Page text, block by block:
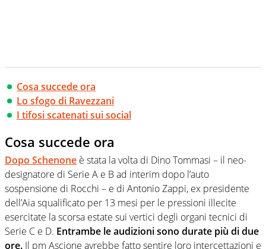
Cosa succede ora
Lo sfogo di Ravezzani
I tifosi scatenati sui social
Cosa succede ora
Dopo Schenone è stata la volta di Dino Tommasi – il neo-
designatore di Serie A e B ad interim dopo l’auto
sospensione di Rocchi – e di Antonio Zappi, ex presidente
dell’Aia squalificato per 13 mesi per le pressioni illecite
esercitate la scorsa estate sui vertici degli organi tecnici di
Serie C e D. Entrambe le audizioni sono durate più di due
ore. Il pm Ascione avrebbe fatto sentire loro intercettazioni e